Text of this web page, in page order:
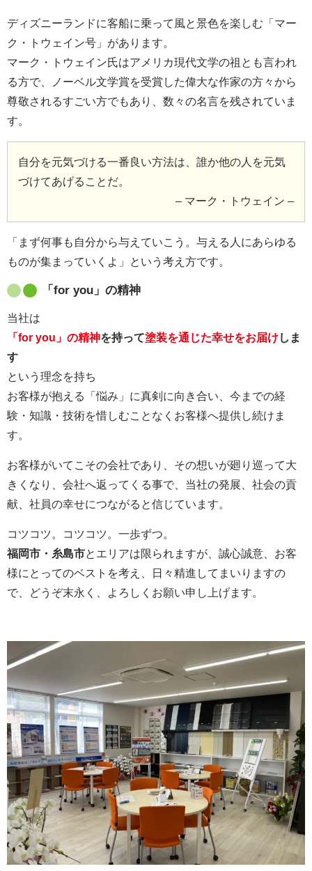
ディズニーランドに客船に乗って風と景色を楽しむ「マー
ク・トウェイン号」があります。
マーク・トウェイン氏はアメリカ現代文学の祖とも言われ
る方で、ノーベル文学賞を受賞した偉大な作家の方々から
尊敬されるすごい方でもあり、数々の名言を残されていま
す。
自分を元気づける一番良い方法は、誰か他の人を元気
づけてあげることだ。
– マーク・トウェイン –
「まず何事も自分から与えていこう。与える人にあらゆる
ものが集まっていくよ」という考え方です。
「for you」の精神
当社は
「for you」の精神を持って塗装を通じた幸せをお届けしま
す
という理念を持ち
お客様が抱える「悩み」に真剣に向き合い、今までの経
験・知識・技術を惜しむことなくお客様へ提供し続けま
す。
お客様がいてこその会社であり、その想いが廻り巡って大
きくなり、会社へ返ってくる事で、当社の発展、社会の貢
献、社員の幸せにつながると信じています。
コツコツ。コツコツ。一歩ずつ。
福岡市・糸島市とエリアは限られますが、誠心誠意、お客
様にとってのベストを考え、日々精進してまいりますの
で、どうぞ末永く、よろしくお願い申し上げます。